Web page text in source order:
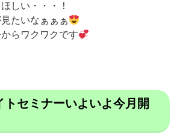
しい・・・！
たいなぁぁぁ
らワクワクです
トセミナーいよいよ今月開